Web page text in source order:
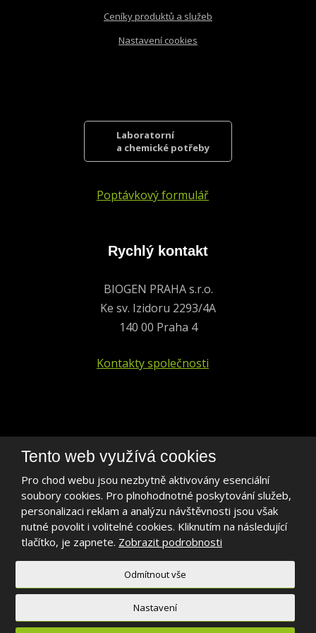
Ceníky produktů a služeb
Nastavení cookies
Laboratorní
a chemické potřeby
Poptávkový formulář
Rychlý kontakt
BIOGEN PRAHA s.r.o.
Ke sv. Izidoru 2293/4A
140 00 Praha 4
Kontakty společnosti
biogen@biogen.cz
LinkedIn
2026, BIOGEN PRAHA s.r.o.
Mapa stránek |Podmínky použití
Tento web využívá cookies
Pro chod webu jsou nezbytně aktivovány esenciální
soubory cookies. Pro plnohodnotné poskytování služeb,
personalizaci reklam a analýzu návštěvnosti jsou však
nutné povolit i volitelné cookies. Kliknutím na následující
tlačítko, je zapnete. Zobrazit podrobnosti
Odmítnout vše
Nastavení